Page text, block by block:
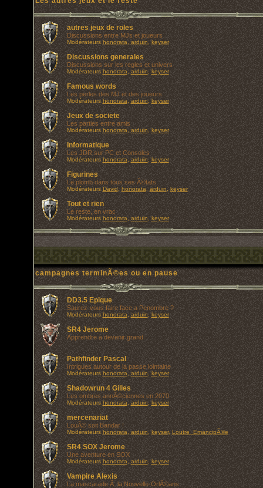
autres jeux de roles
Discussions entre MJs et joueurs
Modérateurs honorata ,arduin ,keyser
Discussions generales
Discussions sur les regles et univers
Modérateurs honorata ,arduin ,keyser
Famous words
Les perles des MJ et des joueurs
Modérateurs honorata ,arduin ,keyser
Jeux de societe
Les parties entre amis
Modérateurs honorata ,arduin ,keyser
Informatique
Les JDR sur PC et Consoles
Modérateurs honorata ,arduin ,keyser
Figurines
Le plomb dans tous ses Ã©tats
Modérateurs David honorata arduin keyser
Tout et rien
Le reste, en vrac
Modérateurs honorata ,arduin ,keyser
campagnes terminÃ©es ou en pause
DD3.5 Epique
Saurez-vous faire face a Penombre ?
Modérateurs honorata ,arduin ,keyser
SR4 Jerome
Apprendre a devenir grand
Pathfinder Pascal
Intrigues autour de la passe lointaine
Modérateurs honorata ,arduin ,keyser
Shadowrun 4 Gilles
Les ombres annÃ©ciennes en 2070
Modérateurs honorata ,arduin ,keyser
mercenariat
LouÃ© soit Bandar !
Modérateurs honorata ,arduin ,keyser,Loutre_EmancipÃ©e
SR4 SOX Jerome
Une aventure en SOX
Modérateurs honorata ,arduin ,keyser
Vampire Alexis
La mascarade Ã la Nouvelle-OrlÃ©ans